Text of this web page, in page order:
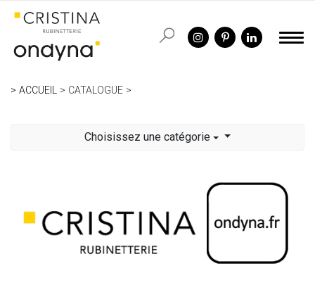
ACCUEIL CATALOGUE
Choisissez une catégorie